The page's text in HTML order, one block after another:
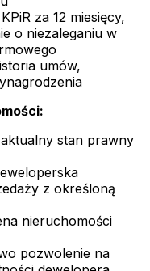
za 12 miesięcy,
o niezaleganiu w
umów,
stan prawny
z określoną
nieruchomości
pozwolenie na